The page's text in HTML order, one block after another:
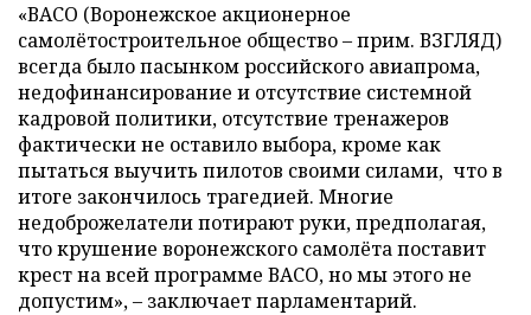
«ВАСО (Воронежское акционерное
самолётостроительное общество – прим. ВЗГЛЯД)
всегда было пасынком российского авиапрома,
недофинансирование и отсутствие системной
кадровой политики, отсутствие тренажеров
фактически не оставило выбора, кроме как
пытаться выучить пилотов своими силами, что в
итоге закончилось трагедией. Многие
недоброжелатели потирают руки, предполагая,
что крушение воронежского самолёта поставит
крест на всей программе ВАСО, но мы этого не
допустим», – заключает парламентарий.